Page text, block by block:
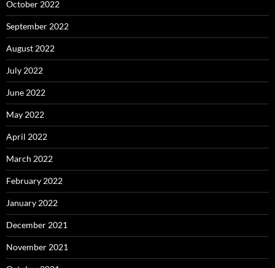
October 2022
September 2022
August 2022
July 2022
June 2022
May 2022
April 2022
March 2022
February 2022
January 2022
December 2021
November 2021